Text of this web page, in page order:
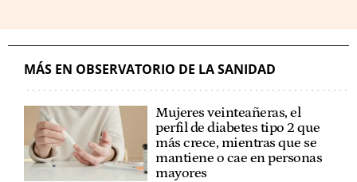
MÁS EN OBSERVATORIO DE LA SANIDAD
Mujeres veinteañeras, el
perfil de diabetes tipo 2 que
más crece, mientras que se
mantiene o cae en personas
mayores